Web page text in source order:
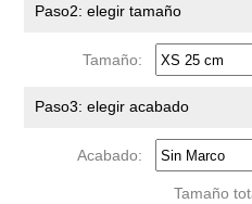
Paso2: elegir tamaño
Tamaño:
Paso3: elegir acabado
Acabado:
Tamaño